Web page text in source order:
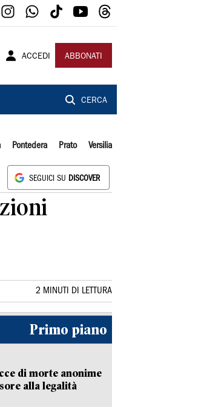
ACCEDI ABBONATI
CERCA
Pontedera Prato Versilia
SEGUICI SU DISCOVER
2 MINUTI DI LETTURA
Primo piano
di morte anonime
alla legalità